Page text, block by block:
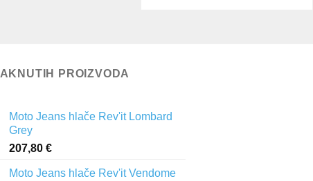
PROIZVODA
Moto Jeans hlače Rev'it Lombard
Grey
207,80 €
Moto Jeans hlače Rev'it Vendome